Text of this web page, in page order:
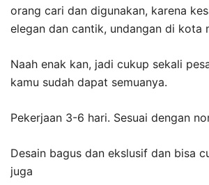
orang cari dan digunakan, karena
elegan dan cantik, undangan di kota
Naah enak kan, jadi cukup sekali
kamu sudah dapat semuanya.
Pekerjaan 3-6 hari. Sesuai dengan
Desain bagus dan ekslusif dan bisa
juga